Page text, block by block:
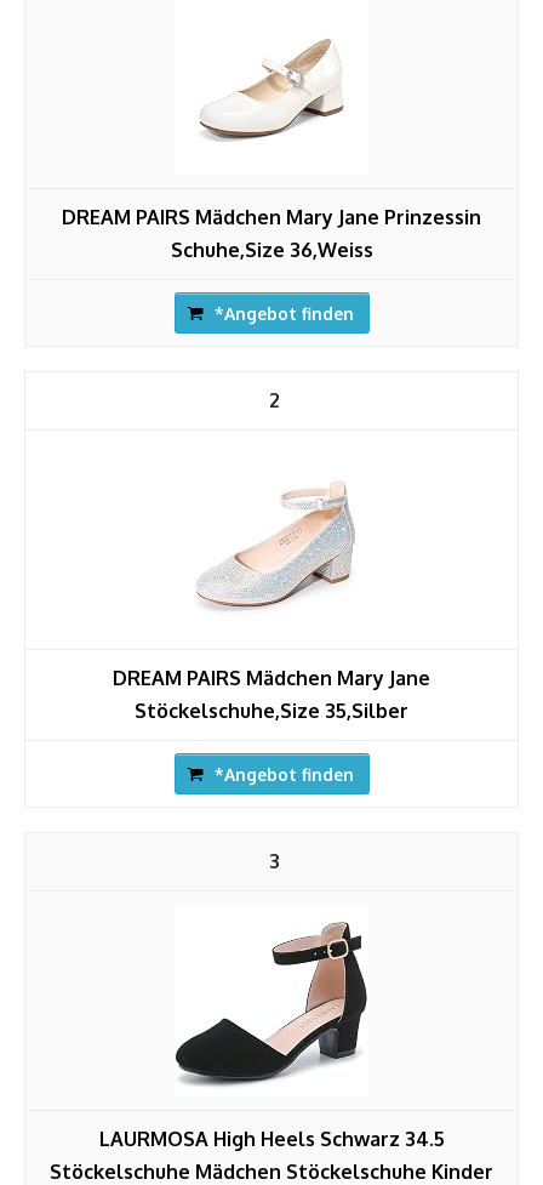
DREAM PAIRS Mädchen Mary Jane Prinzessin
Schuhe,Size 36,Weiss
*Angebot finden
2
DREAM PAIRS Mädchen Mary Jane
Stöckelschuhe,Size 35,Silber
*Angebot finden
3
LAURMOSA High Heels Schwarz 34.5
Stöckelschuhe Mädchen Stöckelschuhe Kinder